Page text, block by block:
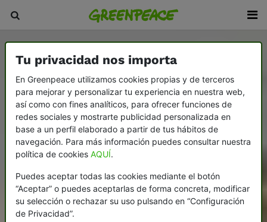
Tu privacidad nos importa
En Greenpeace utilizamos cookies propias y de terceros
para mejorar y personalizar tu experiencia en nuestra web,
así como con fines analíticos, para ofrecer funciones de
redes sociales y mostrarte publicidad personalizada en
base a un perfil elaborado a partir de tus hábitos de
navegación. Para más información puedes consultar nuestra
política de cookies AQUÍ.
Puedes aceptar todas las cookies mediante el botón
“Aceptar” o puedes aceptarlas de forma concreta, modificar
su selección o rechazar su uso pulsando en “Configuración
de Privacidad”.